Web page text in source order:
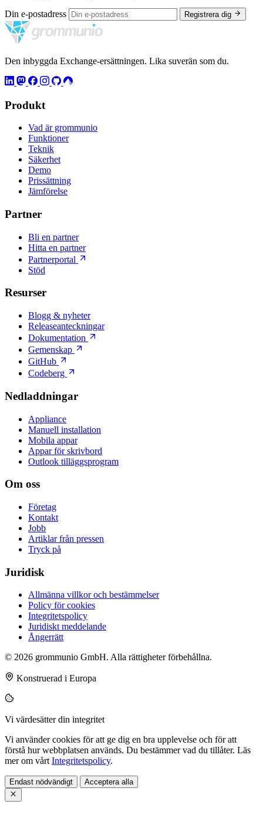
Din e-postadress Registrera dig
Den inbyggda Exchange-ersättningen. Lika suverän som du.
Produkt
Vad är grommunio
Funktioner
Teknik
Säkerhet
Demo
Prissättning
Jämförelse
Partner
Bli en partner
Hitta en partner
Partnerportal
Stöd
Resurser
Blogg & nyheter
Releaseanteckningar
Dokumentation
Gemenskap
GitHub
Codeberg
Nedladdningar
Appliance
Manuell installation
Mobila appar
Appar för skrivbord
Outlook tilläggsprogram
Om oss
Företag
Kontakt
Jobb
Artiklar från pressen
Tryck på
Juridisk
Allmänna villkor och bestämmelser
Policy för cookies
Integritetspolicy
Juridiskt meddelande
Ångerrätt
© 2026 grommunio GmbH. Alla rättigheter förbehållna.
Konstruerad i Europa
Vi värdesätter din integritet
Vi använder cookies för att ge dig en bra upplevelse och för att
förstå hur webbplatsen används. Du bestämmer vad du tillåter. Läs
mer om vårtIntegritetspolicy.
Endast nödvändigt Acceptera alla